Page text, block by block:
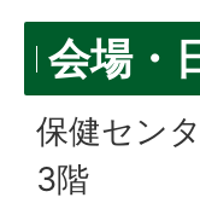
会場・
保健セン
3階